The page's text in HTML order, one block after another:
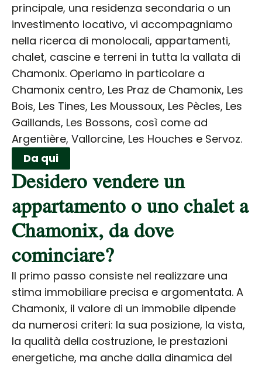
principale, una residenza secondaria o un
investimento locativo, vi accompagniamo
nella ricerca di monolocali, appartamenti,
chalet, cascine e terreni in tutta la vallata di
Chamonix. Operiamo in particolare a
Chamonix centro, Les Praz de Chamonix, Les
Bois, Les Tines, Les Moussoux, Les Pècles, Les
Gaillands, Les Bossons, così come ad
Argentière, Vallorcine, Les Houches e Servoz.
Da qui
Desidero vendere un
appartamento o uno chalet a
Chamonix, da dove
cominciare?
Il primo passo consiste nel realizzare una
stima immobiliare precisa e argomentata. A
Chamonix, il valore di un immobile dipende
da numerosi criteri: la sua posizione, la vista,
la qualità della costruzione, le prestazioni
energetiche, ma anche dalla dinamica del